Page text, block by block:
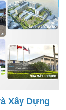
Xây Dựng